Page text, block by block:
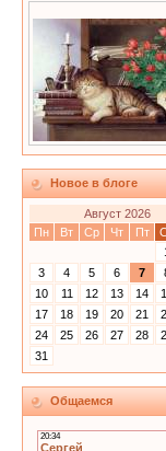
Новое в блоге
Август 2026
Пн
Вт Ср Чт Пт
3
4 5 6 7
10
11 12 13 14
17
18 19 20 21
24
25 26 27 28
31
Общаемся